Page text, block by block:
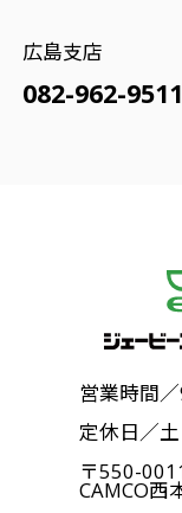
広島支店
082-962-9511
営業時間
定休日／
〒550-
CAMCO西